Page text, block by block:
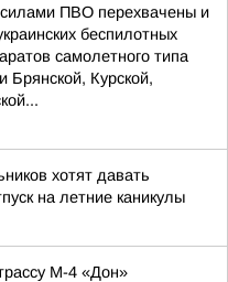
ПВО перехвачены и
беспилотных
самолетного типа
Брянской, Курской,
хотят давать
на летние каникулы
М-4 «Дон»